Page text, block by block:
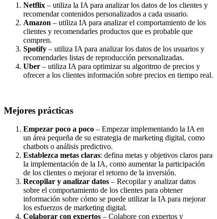
Netflix – utiliza la IA para analizar los datos de los clientes y
recomendar contenidos personalizados a cada usuario.
Amazon – utiliza IA para analizar el comportamiento de los
clientes y recomendarles productos que es probable que
compren.
Spotify – utiliza IA para analizar los datos de los usuarios y
recomendarles listas de reproducción personalizadas.
Uber – utiliza IA para optimizar su algoritmo de precios y
ofrecer a los clientes información sobre precios en tiempo real.
Mejores prácticas
Empezar poco a poco – Empezar implementando la IA en
un área pequeña de su estrategia de marketing digital, como
chatbots o análisis predictivo.
Establezca metas claras: defina metas y objetivos claros para
la implementación de la IA, como aumentar la participación
de los clientes o mejorar el retorno de la inversión.
Recopilar y analizar datos – Recopilar y analizar datos
sobre el comportamiento de los clientes para obtener
información sobre cómo se puede utilizar la IA para mejorar
los esfuerzos de marketing digital.
Colaborar con expertos – Colabore con expertos y